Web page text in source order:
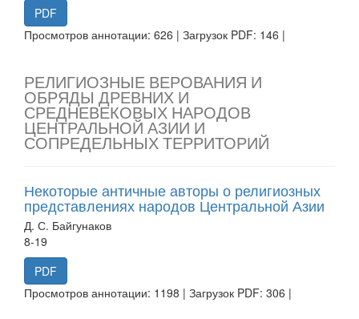
PDF
Просмотров аннотации: 626 | Загрузок PDF: 146 |
РЕЛИГИОЗНЫЕ ВЕРОВАНИЯ И
ОБРЯДЫ ДРЕВНИХ И
СРЕДНЕВЕКОВЫХ НАРОДОВ
ЦЕНТРАЛЬНОЙ АЗИИ И
СОПРЕДЕЛЬНЫХ ТЕРРИТОРИЙ
Некоторые античные авторы о религиозных
представлениях народов Центральной Азии
Д. С. Байгунаков
8-19
PDF
Просмотров аннотации: 1198 | Загрузок PDF: 306 |